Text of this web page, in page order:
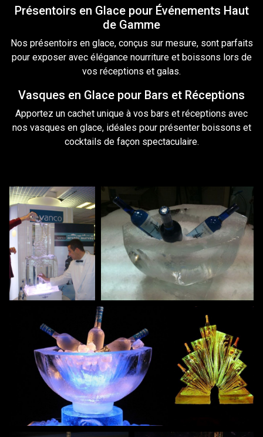
Présentoirs en Glace pour Événements Haut
de Gamme
Nos présentoirs en glace, conçus surmesure, sont parfaits
pour exposer avec élégance nourriture et boissons lors de
vos réceptions et galas.
Vasques en Glace pour Bars et Réceptions
Apportez un cachet unique à vos bars et réceptions avec
nos vasques en glace, idéales pour présenter boissons et
cocktails de façon spectaculaire.